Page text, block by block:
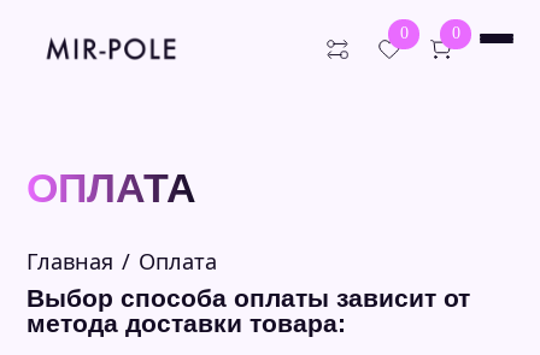
0 0
Студийные пилоны
Шест для стриптиза
Премиум пилоны
Доставка
Блог
ОПЛАТА
Главная Оплата
Выбор способа оплаты зависит от
метода доставки товара: